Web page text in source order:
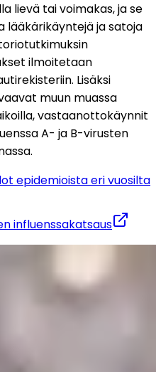
lievä tai voimakas, ja se
lääkärikäyntejä ja satoja
ilmoitetaan
Lisäksi
muun muassa
vastaanottokäynnit
A- ja B-virusten
epidemioista eri vuosilta
influenssakatsaus